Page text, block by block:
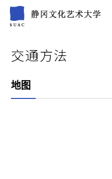
交通方法
地图